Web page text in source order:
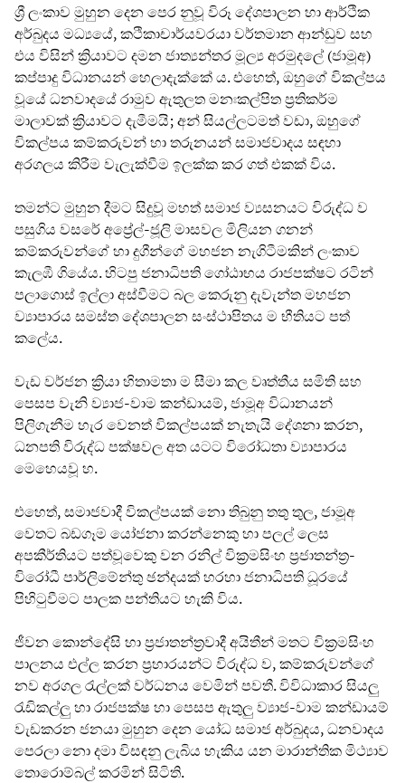
ශ්‍රී ලංකාව මුහුන දෙන පෙර නුවූ විරූ දේශපාලන හා ආර්ථික
අර්බුදය මධ්‍යයේ, කථිකාචාර්යවරයා වර්තමාන ආන්ඩුව සහ
එය විසින් ක්‍රියාවට දමන ජාත්‍යන්තර මූල්‍ය අරමුදලේ (ජාමූඅ)
කප්පාදු විධානයන් හෙලාදැක්කේ ය. එහෙත්, ඔහුගේ විකල්පය
වූයේ ධනවාදයේ රාමුව ඇතුලත මනඃකල්පිත ප්‍රතිකර්ම
මාලාවක් ක්‍රියාවට දැමීමයි; අන් සියල්ලටමත් වඩා, ඔහුගේ
විකල්පය කම්කරුවන් හා තරුනයන් සමාජවාදය සඳහා
අරගලය කිරීම වැලැක්වීම ඉලක්ක කර ගත් එකක් විය.
තමන්ට මුහුන දීමට සිදුවූ මහත් සමාජ ව්‍යසනයට විරුද්ධ ව
පසුගිය වසරේ අප්‍රේල්-ජූලි මාසවල මිලියන ගනන්
කම්කරුවන්ගේ හා දුගීන්ගේ මහජන නැගිටීමකින් ලංකාව
කැලඹී ගියේය. හිටපු ජනාධිපති ගෝඨාභය රාජපක්ෂට රටින්
පලාගොස් ඉල්ලා අස්වීමට බල කෙරුනු දැවැන්ත මහජන
ව්‍යාපාරය සමස්ත දේශපාලන සංස්ථාපිතය ම භීතියට පත්
කලේය.
වැඩ වර්ජන ක්‍රියා හිතාමතා ම සීමා කල වෘත්තීය සමිති සහ
පෙසප වැනි ව්‍යාජ-වාම කන්ඩායම්, ජාමූඅ විධානයන්
පිලිගැනීම හැර වෙනත් විකල්පයක් නැතැයි දේශනා කරන,
ධනපති විරුද්ධ පක්ෂවල අත යටට විරෝධතා ව්‍යාපාරය
මෙහෙයවූ හ.
එහෙත්, සමාජවාදී විකල්පයක් නො තිබුනු තතු තුල, ජාමූඅ
වෙතට බඩගෑම යෝජනා කරන්නෙකු හා පලල් ලෙස
අපකීර්තියට පත්වූවෙකු වන රනිල් වික්‍රමසිංහ ප්‍රජාතන්ත්‍ර-
විරෝධී පාර්ලිමේන්තු ඡන්දයක් හරහා ජනාධිපති ධූරයේ
පිහිටුවීමට පාලක පන්තියට හැකි විය.
ජීවන කොන්දේසි හා ප්‍රජාතන්ත්‍රවාදී අයිතීන් මතට වික්‍රමසිංහ
පාලනය එල්ල කරන ප්‍රහාරයන්ට විරුද්ධ ව, කම්කරුවන්ගේ
නව අරගල රැල්ලක් වර්ධනය වෙමින් පවතී. විවිධාකාර සියලු
රැඩිකල්ලු හා රාජපක්ෂ හා පෙසප ඇතුලු ව්‍යාජ-වාම කන්ඩායම්
වැඩකරන ජනයා මුහුන දෙන යෝධ සමාජ අර්බුදය, ධනවාදය
පෙරලා නො දමා විසඳනු ලැබිය හැකිය යන මාරාන්තික මිථ්‍යාව
තොරොම්බල් කරමින් සිටිති.